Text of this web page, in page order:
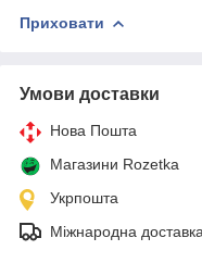
Приховати
Умови доставки
Нова Пошта
Магазини Rozetka
Укрпошта
Міжнародна доставка